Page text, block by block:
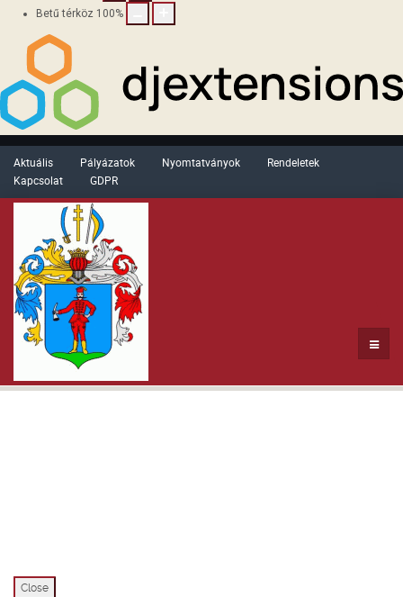
Betű térköz 100%
Aktuális Pályázatok Nyomtatványok
Rendeletek
Kapcsolat
GDPR
Close